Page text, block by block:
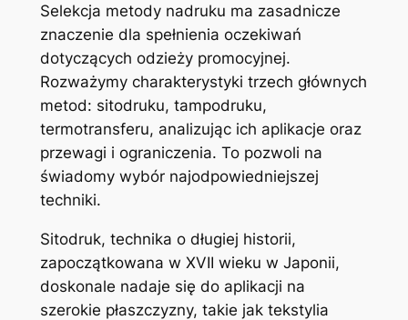
Selekcja metody nadruku ma zasadnicze
znaczenie dla spełnienia oczekiwań
dotyczących odzieży promocyjnej.
Rozważymy charakterystyki trzech głównych
metod: sitodruku, tampodruku,
termotransferu, analizując ich aplikacje oraz
przewagi i ograniczenia. To pozwoli na
świadomy wybór najodpowiedniejszej
techniki.
Sitodruk, technika o długiej historii,
zapoczątkowana w XVII wieku w Japonii,
doskonale nadaje się do aplikacji na
szerokie płaszczyzny, takie jak tekstylia